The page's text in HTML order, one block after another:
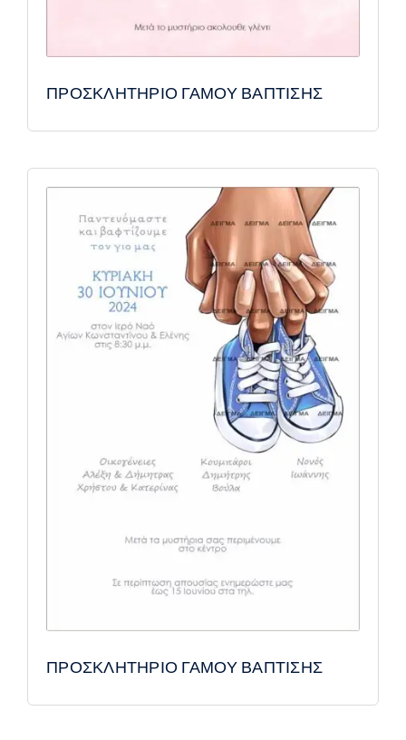
ΠΡΟΣΚΛΗΤΗΡΙΟ ΓΑΜΟΥ ΒΑΠΤΙΣΗΣ
ΠΡΟΣΚΛΗΤΗΡΙΟ ΓΑΜΟΥ ΒΑΠΤΙΣΗΣ